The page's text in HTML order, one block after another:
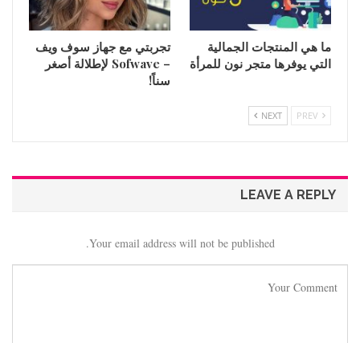
ما هي المنتجات الجمالية
التي يوفرها متجر نون للمرأة
تجربتي مع جهاز سوف ويف
– Sofwave لإطلالة أصغر
سناً!
NEXT
LEAVE A REPLY
Your email address will not be published.